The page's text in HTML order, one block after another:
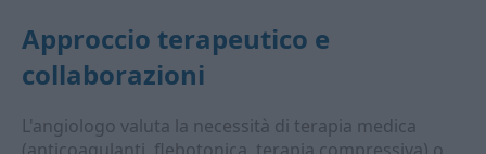
Approccio terapeutico e
collaborazioni
L'angiologo valuta la necessità di terapia medica